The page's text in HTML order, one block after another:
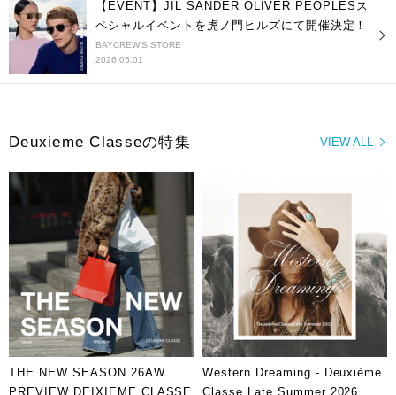
【EVENT】JIL SANDER OLIVER PEOPLESス
ペシャルイベントを虎ノ門ヒルズにて開催決定！
BAYCREW'S STORE
2026.05.01
VIEW ALL
Deuxieme Classeの特集
THE NEW SEASON 26AW
PREVIEW DEIXIEME CLASSE
Western Dreaming - Deuxième
Classe Late Summer 2026